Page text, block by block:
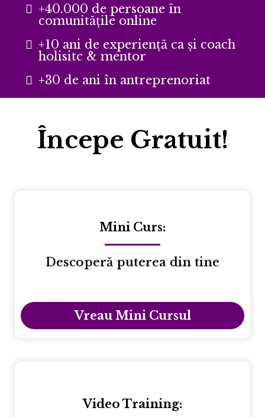
+40.000 de persoane în
comunitățile online
+10 ani de experiență ca și coach
holisitc & mentor
+30 de ani în antreprenoriat
Începe Gratuit!
Mini Curs:
Descoperă puterea din tine
Vreau Mini Cursul
Video Training: